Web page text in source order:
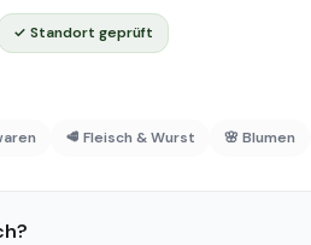
✓ Standort geprüft
🥩 Fleisch & Wurst 🌸 Blumen